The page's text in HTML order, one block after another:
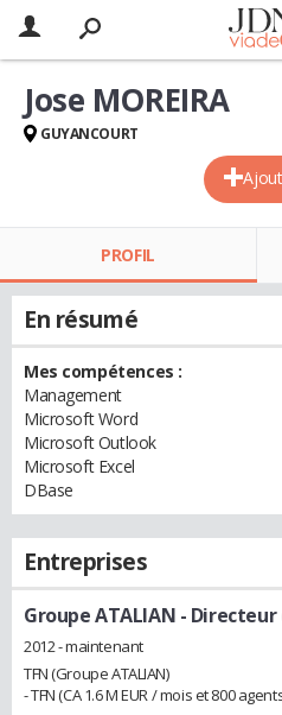
Jose MOREIRA
GUYANCOURT
PROFIL
En résumé
Mes compétences :
Management
Microsoft Word
Microsoft Outlook
Microsoft Excel
DBase
Entreprises
Groupe ATALIAN - Directeur
2012 - maintenant
TFN (Groupe ATALIAN)
- TFN (CA 1.6 M EUR / mois et 800